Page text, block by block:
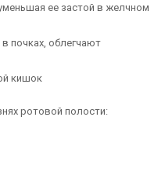
ее застой в желчном
почках, облегчают
кишок
ротовой полости: